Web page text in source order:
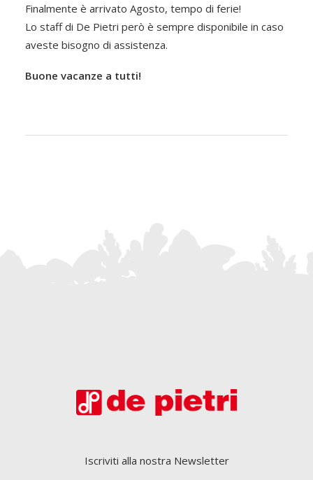
Finalmente è arrivato Agosto, tempo di ferie!
Lo staff di De Pietri però è sempre disponibile in caso
aveste bisogno di assistenza.
Buone vacanze a tutti!
Iscriviti alla nostra Newsletter